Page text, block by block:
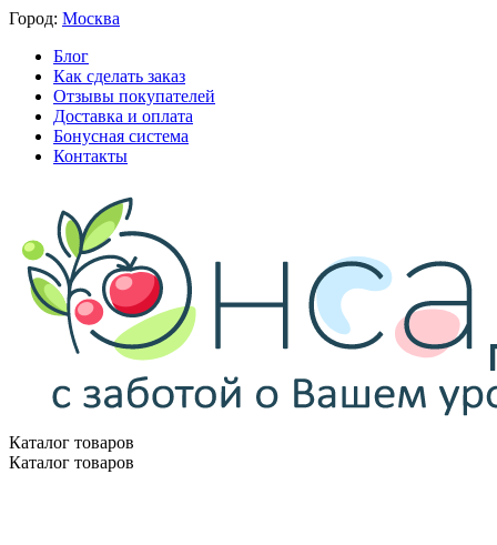
Город: Москва
Блог
Как сделать заказ
Отзывы покупателей
Доставка и оплата
Бонусная система
Контакты
Каталог товаров
Каталог товаров